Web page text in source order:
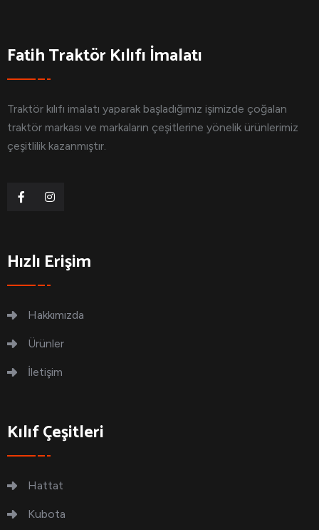
Fatih Traktör Kılıfı İmalatı
Traktör kılıfı imalatı yaparak başladığımız işimizde çoğalan
traktör markası ve markaların çeşitlerine yönelik ürünlerimiz
çeşitlilik kazanmıştır.
Hızlı Erişim
Hakkımızda
Ürünler
İletişim
Kılıf Çeşitleri
Hattat
Kubota